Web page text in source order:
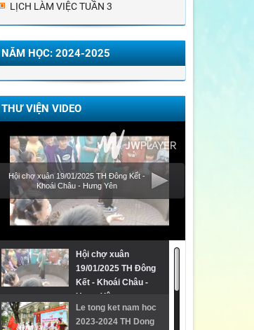
LỊCH LÀM VIỆC TUẦN 3
NĂM HỌC: 2024-2025
THƯ VIỆN VIDEO
Hội chợ xuân 19/01/2025 TH Đông Kết -
Khoái Châu - Hưng Yên
Hội chợ xuân
19/01/2025 TH Đông
Kết - Khoái Châu -
Hưng Yên
Le tong ket nam hoc
2023-2024 TH Dong